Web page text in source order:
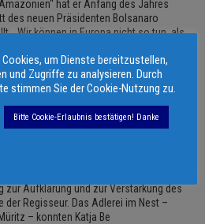
hat er Anfang des Jahres
des neuen Präsidenten Bolsanaro
„Wir können in Europa nicht so tun, als
nichts anginge, denn die Auswirkungen
Durch die Politik Bolsanaros wird sich
die Indigenen noch weiter verschärfen“,
eine weltweite Öffentlichkeit und den
Die 1000 Euro Preisgeld wird Martin
DVDs seines
herauszubringen, damit er in Brasilien
zur Aufklärung und zur Verstärkung des
Regisseur. Das Adlerei im Nest –
– konnten Katja Be
um Dienste bereitzustellen,
und Zugriffe zu analysieren. Durch
stimmen Sie der Cookie-Nutzung zu.
Bitte Cookie-Erlaubnis bestätigen! Danke